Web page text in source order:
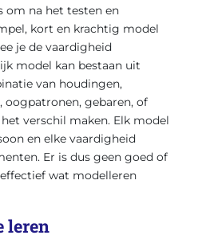
om na het testen en
kort en krachtig model
je de vaardigheid
model kan bestaan uit
van houdingen,
oogpatronen, gebaren, of
verschil maken. Elk model
en elke vaardigheid
Er is dus geen goed of
wat modelleren
leren